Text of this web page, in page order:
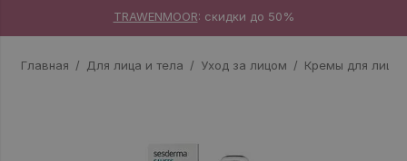
TRAWENMOOR: скидки до 50%
Главная Для лица и тела Уход за лицом Кремы для лица